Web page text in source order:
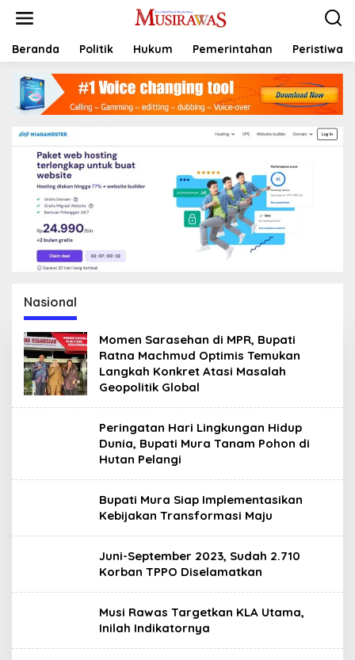
t
Beranda Politik Hukum Pemerintahan Peristiwa
Nasional
Momen Sarasehan di MPR, Bupati
Ratna Machmud Optimis Temukan
Langkah Konkret Atasi Masalah
Geopolitik Global
Peringatan Hari Lingkungan Hidup
Dunia, Bupati Mura Tanam Pohon di
Hutan Pelangi
Bupati Mura Siap Implementasikan
Kebijakan Transformasi Maju
Juni-September 2023, Sudah 2.710
Korban TPPO Diselamatkan
Musi Rawas Targetkan KLA Utama,
Inilah Indikatornya